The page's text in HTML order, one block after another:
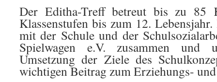
Der Editha-Treff betreut bis zu
Klassenstufen bis zum 12.
mit der Schule und der
Spielwagen e.V. zusammen und
Umsetzung der Ziele des
wichtigen Beitrag zum Erziehungs-